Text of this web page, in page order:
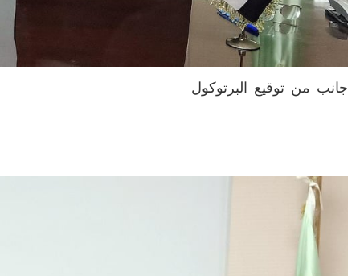
جانب من توقيع البرتوكول